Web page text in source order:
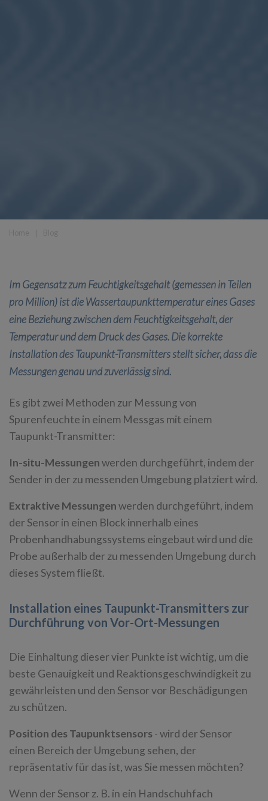
Im Gegensatz zum Feuchtigkeitsgehalt (gemessen in Teilen
pro Million) ist die Wassertaupunkttemperatur eines Gases
eine Beziehung zwischen dem Feuchtigkeitsgehalt, der
Temperatur und dem Druck des Gases. Die korrekte
Installation des Taupunkt-Transmitters stellt sicher, dass die
Messungen genau und zuverlässig sind.
Es gibt zwei Methoden zur Messung von
Spurenfeuchte in einem Messgas mit einem
Taupunkt-Transmitter:
In-situ-Messungenwerden durchgeführt, indem der
Sender in der zu messenden Umgebung platziert wird.
Extraktive Messungenwerden durchgeführt, indem
der Sensor in einen Block innerhalb eines
Probenhandhabungssystems eingebaut wird und die
Probe außerhalb der zu messenden Umgebung durch
dieses System fließt.
Installation eines Taupunkt-Transmitters zur
Durchführung von Vor-Ort-Messungen
Die Einhaltung dieser vier Punkte ist wichtig, um die
beste Genauigkeit und Reaktionsgeschwindigkeit zu
gewährleisten und den Sensor vor Beschädigungen
zu schützen.
Position des Taupunktsensors- wird der Sensor
einen Bereich der Umgebung sehen, der
repräsentativ für das ist, was Sie messen möchten?
Wenn der Sensor z. B. in ein Handschuhfach